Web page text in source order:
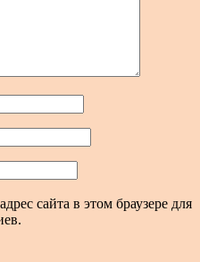
сайта в этом браузере для